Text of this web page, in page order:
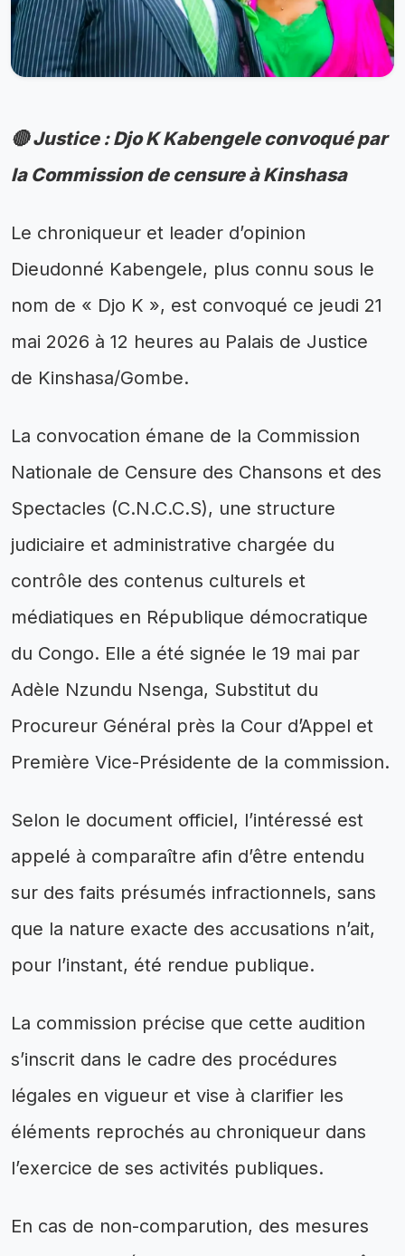
🔴 Justice : Djo K Kabengele convoqué par
la Commission de censure à Kinshasa
Le chroniqueur et leader d’opinion
Dieudonné Kabengele, plus connu sous le
nom de « Djo K », est convoqué ce jeudi 21
mai 2026 à 12 heures au Palais de Justice
de Kinshasa/Gombe.
La convocation émane de la Commission
Nationale de Censure des Chansons et des
Spectacles (C.N.C.C.S), une structure
judiciaire et administrative chargée du
contrôle des contenus culturels et
médiatiques en République démocratique
du Congo. Elle a été signée le 19 mai par
Adèle Nzundu Nsenga, Substitut du
Procureur Général près la Cour d’Appel et
Première Vice-Présidente de la commission.
Selon le document officiel, l’intéressé est
appelé à comparaître afin d’être entendu
sur des faits présumés infractionnels, sans
que la nature exacte des accusations n’ait,
pour l’instant, été rendue publique.
La commission précise que cette audition
s’inscrit dans le cadre des procédures
légales en vigueur et vise à clarifier les
éléments reprochés au chroniqueur dans
l’exercice de ses activités publiques.
En cas de non-comparution, des mesures